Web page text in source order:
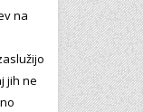
na
jih ne